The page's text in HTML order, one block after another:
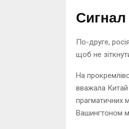
Сигнал
По-друге,
щоб не
На
вважала
прагматичних
Вашингтоном